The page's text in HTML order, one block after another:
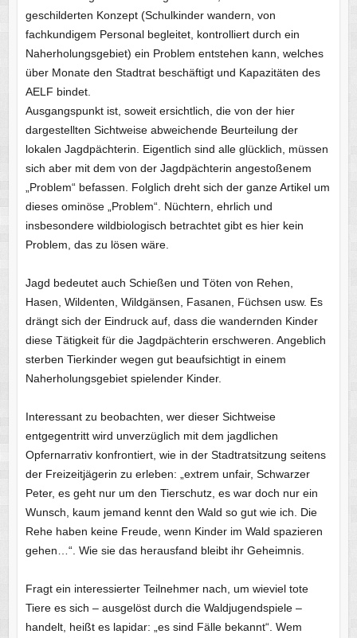
geschilderten Konzept (Schulkinder wandern, von
fachkundigem Personal begleitet, kontrolliert durch ein
Naherholungsgebiet) ein Problem entstehen kann, welches
über Monate den Stadtrat beschäftigt und Kapazitäten des
AELF bindet.
Ausgangspunkt ist, soweit ersichtlich, die von der hier
dargestellten Sichtweise abweichende Beurteilung der
lokalen Jagdpächterin. Eigentlich sind alle glücklich, müssen
sich aber mit dem von der Jagdpächterin angestoßenem
„Problem“ befassen. Folglich dreht sich der ganze Artikel um
dieses ominöse „Problem“. Nüchtern, ehrlich und
insbesondere wildbiologisch betrachtet gibt es hier kein
Problem, das zu lösen wäre.
Jagd bedeutet auch Schießen und Töten von Rehen,
Hasen, Wildenten, Wildgänsen, Fasanen, Füchsen usw. Es
drängt sich der Eindruck auf, dass die wandernden Kinder
diese Tätigkeit für die Jagdpächterin erschweren. Angeblich
sterben Tierkinder wegen gut beaufsichtigt in einem
Naherholungsgebiet spielender Kinder.
Interessant zu beobachten, wer dieser Sichtweise
entgegentritt wird unverzüglich mit dem jagdlichen
Opfernarrativ konfrontiert, wie in der Stadtratsitzung seitens
der Freizeitjägerin zu erleben: „extrem unfair, Schwarzer
Peter, es geht nur um den Tierschutz, es war doch nur ein
Wunsch, kaum jemand kennt den Wald so gut wie ich. Die
Rehe haben keine Freude, wenn Kinder im Wald spazieren
gehen…“. Wie sie das herausfand bleibt ihr Geheimnis.
Fragt ein interessierter Teilnehmer nach, um wieviel tote
Tiere es sich – ausgelöst durch die Waldjugendspiele –
handelt, heißt es lapidar: „es sind Fälle bekannt“. Wem